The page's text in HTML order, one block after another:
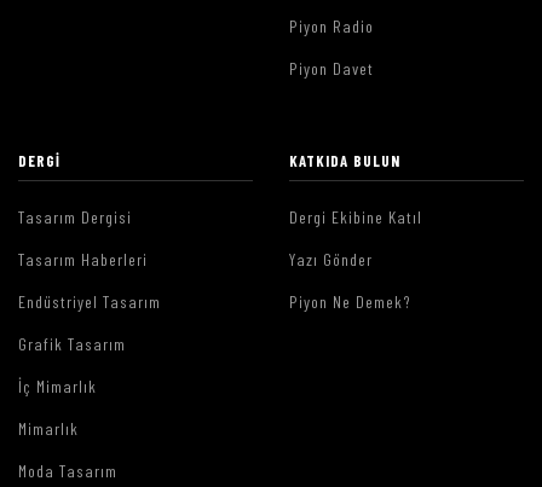
Piyon Radio
Piyon Davet
DERGI
Tasarım Dergisi
Tasarım Haberleri
Endüstriyel Tasarım
Grafik Tasarım
İç Mimarlık
Mimarlık
Moda Tasarım
KATKIDA BULUN
Dergi Ekibine Katıl
Yazı Gönder
Piyon Ne Demek?